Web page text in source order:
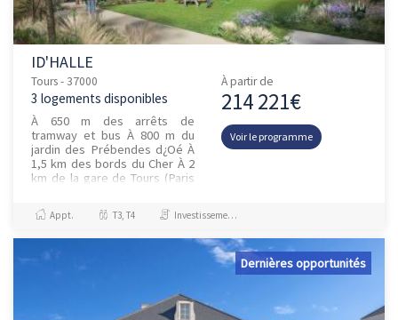
ID'HALLE
Tours - 37000
3 logements disponibles
À 650 m des arrêts de
tramway et bus À 800 m du
jardin des Prébendes d¿Oé À
1,5 km des bords du Cher À 2
km de la gare de Tours (Paris
À partir de
214 221€
Voir le programme
Appt. T3, T4 Investissement et Défiscalisation
Dernières opportunités